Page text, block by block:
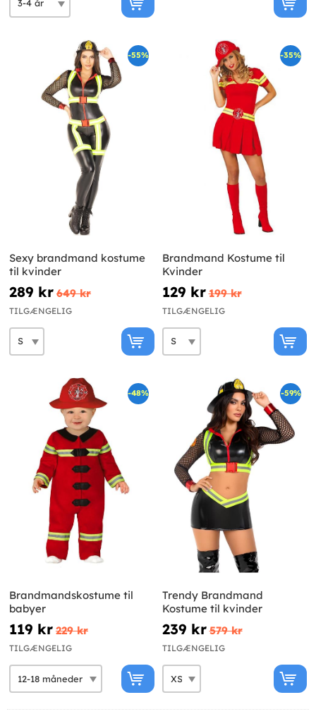
-55%
Sexy brandmand kostume
til kvinder
289 kr 649 kr
TILGÆNGELIG
-35%
Brandmand Kostume til
Kvinder
129 kr 199 kr
TILGÆNGELIG
-48%
Brandmandskostume til
babyer
119 kr 229 kr
TILGÆNGELIG
-59%
Trendy Brandmand
Kostume til kvinder
239 kr 579 kr
TILGÆNGELIG